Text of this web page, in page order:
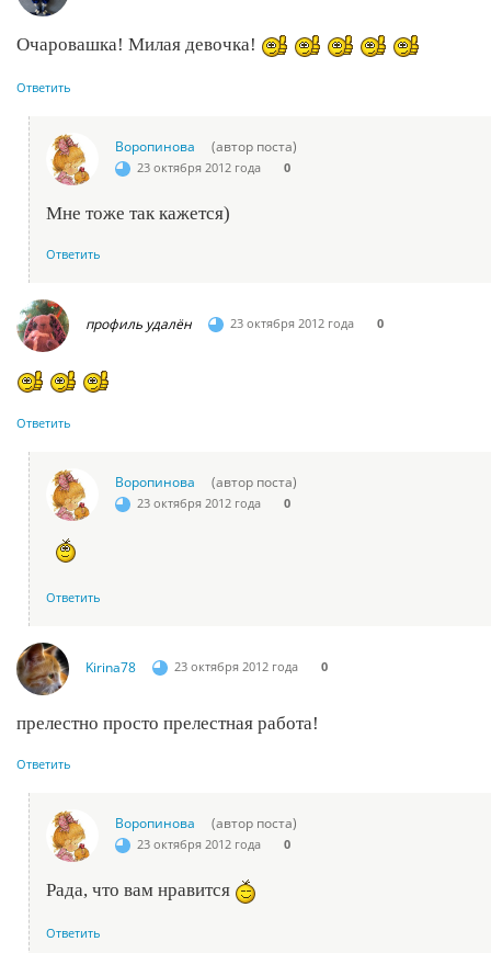
Очаровашка! Милая девочка!
Ответить
Воропинова (автор поста)
23 октября 2012 года 0
Мне тоже так кажется)
Ответить
профиль удалён 23 октября 2012 года 0
Ответить
Воропинова (автор поста)
23 октября 2012 года 0
Ответить
Kirina78 23 октября 2012 года 0
прелестно просто прелестная работа!
Ответить
Воропинова (автор поста)
23 октября 2012 года 0
Рада, что вам нравится
Ответить